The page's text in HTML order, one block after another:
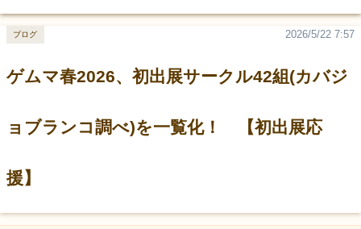
ゲムマ春2026、初出展サークル42組(カバジ
ョブランコ調べ)を一覧化！ 【初出展応
援】
2026/5/22 7:57
ブログ